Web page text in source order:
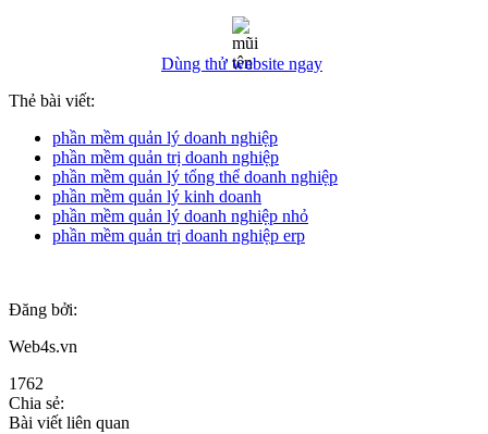
Dùng thử website ngay
Thẻ bài viết:
phần mềm quản lý doanh nghiệp
phần mềm quản trị doanh nghiệp
phần mềm quản lý tổng thể doanh nghiệp
phần mềm quản lý kinh doanh
phần mềm quản lý doanh nghiệp nhỏ
phần mềm quản trị doanh nghiệp erp
Đăng bởi:
Web4s.vn
1762
Chia sẻ:
Bài viết liên quan